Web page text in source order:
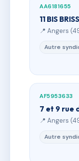
AA6181655
11 BIS
📍 Angers
Autre
AF5953633
7 et 9 rue
📍 Angers
Autre